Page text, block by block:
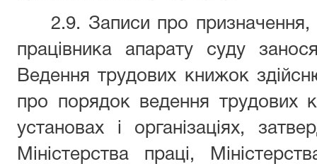
2.9. Записи про
працівника апарату суду
Ведення трудових книжок
про порядок ведення трудових
установах і організаціях,
Міністерства праці,